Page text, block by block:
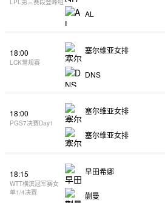
LPL第三赛段登峰组
AL
18:00
LCK常规赛
塞尔维亚女排
DNS
18:00
PGS7决赛Day1
塞尔维亚女排
塞尔维亚女排
18:15
WTT横滨冠军赛女
单1/4决赛
早田希娜
蒯曼